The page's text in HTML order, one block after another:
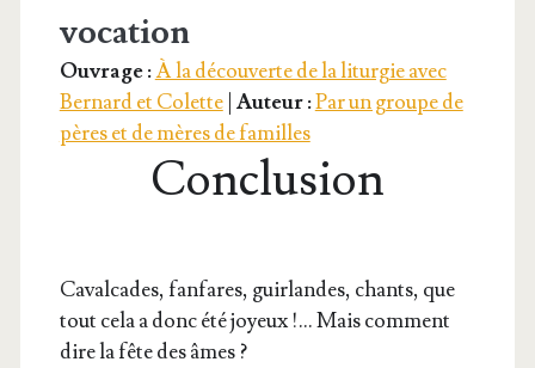
liturgie
avec
Bernard
Colette</span>
vocation
Ouvrage :À la découverte de la liturgie avec
Bernard et Colette| Auteur :Par un groupe de
pères et de mères de familles
Conclusion
Caval­cades, fan­fares, guir­landes, chants, que
tout cela a donc été joyeux !… Mais com­ment
dire la fête des âmes ?